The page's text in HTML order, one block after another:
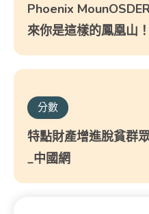
Phoenix
來你是這樣的鳳凰山！
分數
特點財產增進脫貧群
_中國網